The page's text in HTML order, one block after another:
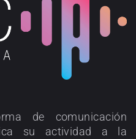
de comunicación
su actividad a la